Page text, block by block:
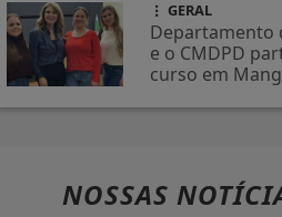
GERAL
Departamento
e o CMDPD
curso em
NOSSAS